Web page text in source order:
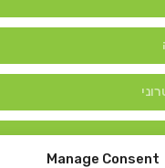
Manage Consent